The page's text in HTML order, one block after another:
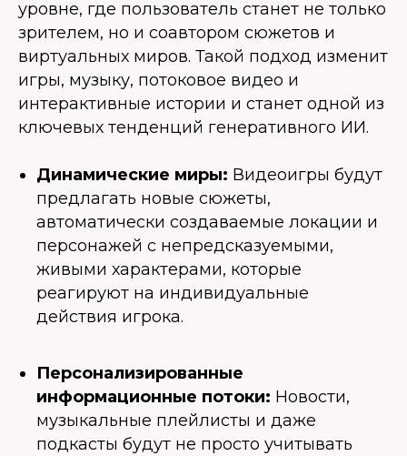
уровне, где пользователь станет не только
зрителем, но и соавтором сюжетов и
виртуальных миров. Такой подход изменит
игры, музыку, потоковое видео и
интерактивные истории и станет одной из
ключевых тенденций генеративного ИИ.
Динамические миры: Видеоигры будут
предлагать новые сюжеты,
автоматически создаваемые локации и
персонажей с непредсказуемыми,
живыми характерами, которые
реагируют на индивидуальные
действия игрока.
Персонализированные
информационные потоки: Новости,
музыкальные плейлисты и даже
подкасты будут не просто учитывать